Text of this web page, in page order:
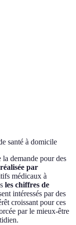
santé à domicile
demande pour des
par
médicaux à
les chiffres de
intéressés par des
croissant pour ces
par le mieux-être